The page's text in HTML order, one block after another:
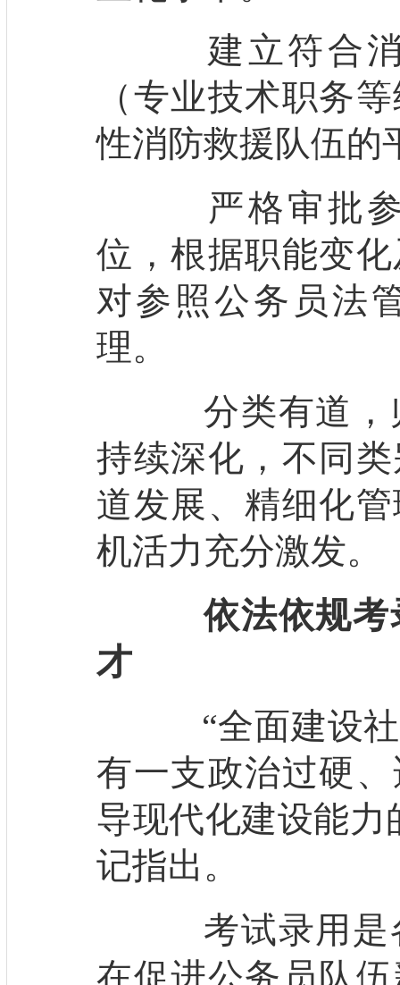
建立符合消
（专业技术职务
性消防救援队伍的
严格审批参
位，根据职能变
对参照公务员法
理。
分类有道，
持续深化，不同
道发展、精细化
机活力充分激发。
依法依规
才
“全面建设社
有一支政治过硬
导现代化建设能力
记指出。
考试录用是
在促进公务员队